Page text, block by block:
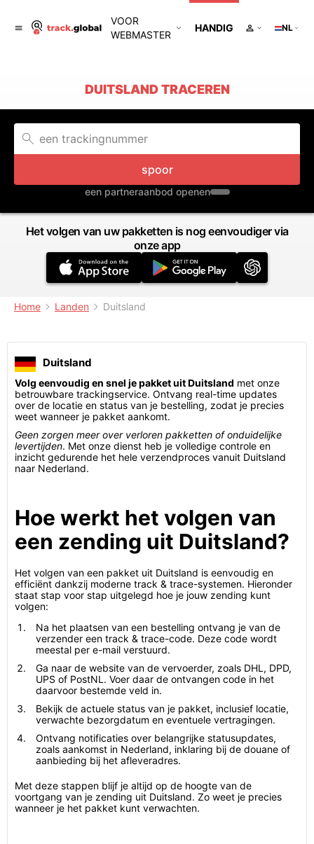
VOOR
WEBMASTER
HANDIG NL
DUITSLAND TRACEREN
spoor
een partneraanbod openen
Het volgen van uw pakketten is nog eenvoudiger via
onze app
Home Landen Duitsland
Duitsland
Volg eenvoudig en snel je pakket uit Duitsland met onze
betrouwbare trackingservice. Ontvang real-time updates
over de locatie en status van je bestelling, zodat je precies
weet wanneer je pakket aankomt.
Geen zorgen meer over verloren pakketten of onduidelijke
levertijden. Met onze dienst heb je volledige controle en
inzicht gedurende het hele verzendproces vanuit Duitsland
naar Nederland.
Hoe werkt het volgen van
een zending uit Duitsland?
Het volgen van een pakket uit Duitsland is eenvoudig en
efficiënt dankzij moderne track & trace-systemen. Hieronder
staat stap voor stap uitgelegd hoe je jouw zending kunt
volgen:
Na het plaatsen van een bestelling ontvang je van de
verzender een track & trace-code. Deze code wordt
meestal per e-mail verstuurd.
Ga naar de website van de vervoerder, zoals DHL, DPD,
UPS of PostNL. Voer daar de ontvangen code in het
daarvoor bestemde veld in.
Bekijk de actuele status van je pakket, inclusief locatie,
verwachte bezorgdatum en eventuele vertragingen.
Ontvang notificaties over belangrijke statusupdates,
zoals aankomst in Nederland, inklaring bij de douane of
aanbieding bij het afleveradres.
Met deze stappen blijf je altijd op de hoogte van de
voortgang van je zending uit Duitsland. Zo weet je precies
wanneer je het pakket kunt verwachten.